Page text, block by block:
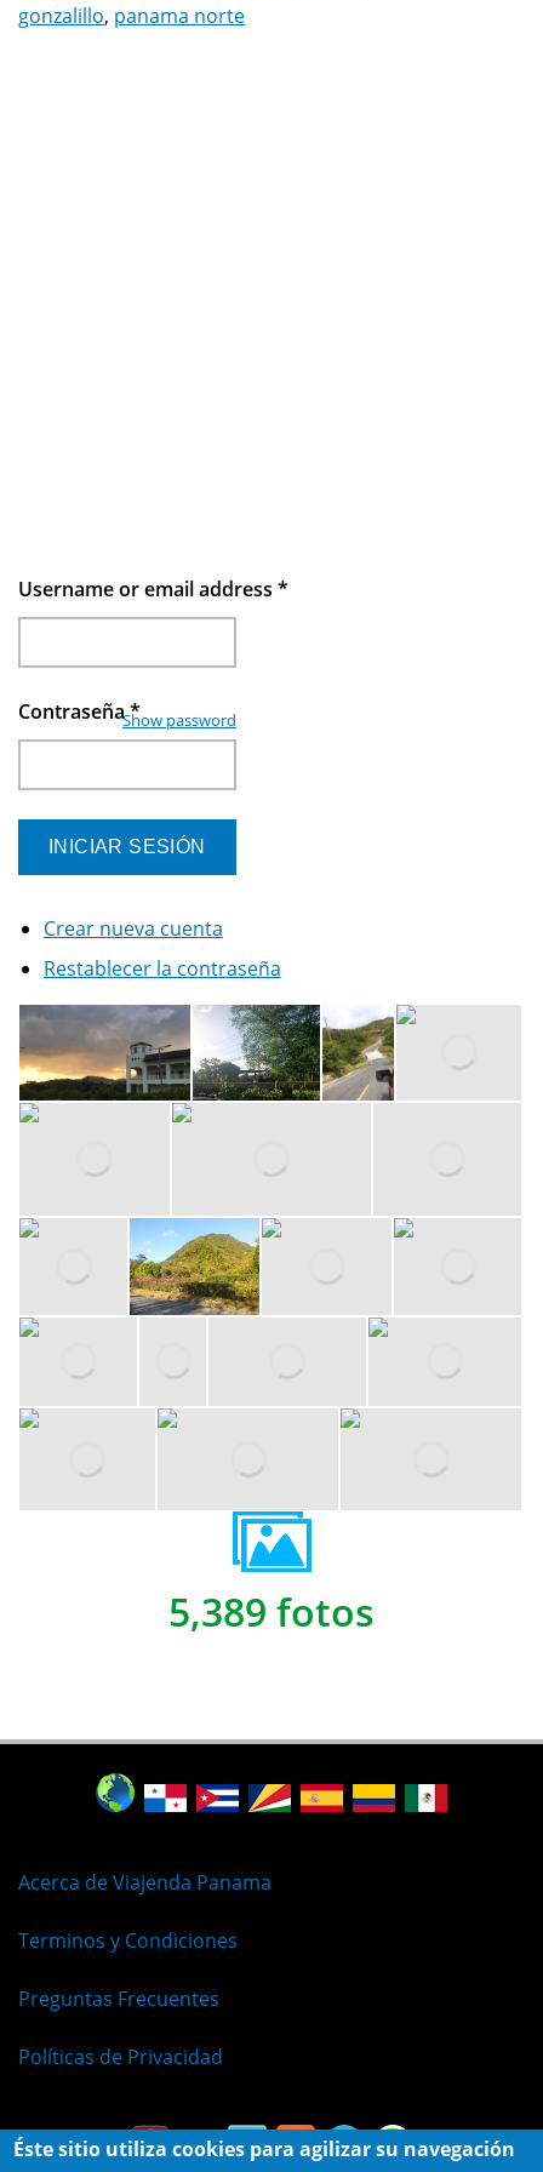
gonzalillo, panama norte
Username or email address *
Contraseña*
Show password
Crear nueva cuenta
Restablecer la contraseña
5,389 fotos
Acerca de Viajenda Panama
Terminos y Condiciones
Preguntas Frecuentes
Políticas de Privacidad
Éste sitio utiliza cookies para agilizar su navegación